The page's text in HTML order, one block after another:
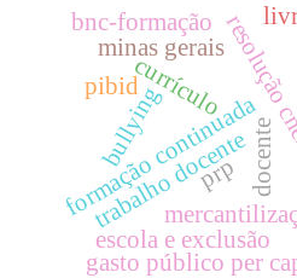
formação continuadadocente
currículo
trabalho docente
escola e exclusão
bullying
gasto público per
minas gerais
prp
bnc-formação
pibid